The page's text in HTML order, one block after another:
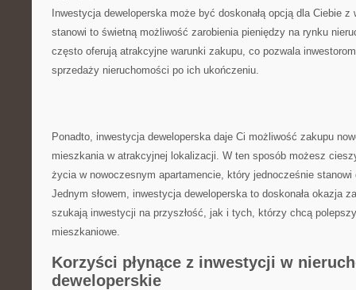
⁤Inwestycja deweloperska może być doskonałą opcją dla⁢ Ciebie
stanowi to świetną możliwość zarobienia pieniędzy na rynku‍
często oferują atrakcyjne warunki zakupu, co pozwala
sprzedaży nieruchomości po ich ⁤ukończeniu.
Ponadto, inwestycja deweloperska daje Ci możliwość zakupu
mieszkania w atrakcyjnej lokalizacji. W ten sposób możesz
życia w nowoczesnym apartamencie, który jednocześnie stanowi
Jednym słowem, inwestycja deweloperska to doskonała okazja
szukają inwestycji⁣ na przyszłość, jak ⁣i ⁣tych, którzy‌ chcą
mieszkaniowe.
Korzyści płynące z ⁢inwestycji w
deweloperskie